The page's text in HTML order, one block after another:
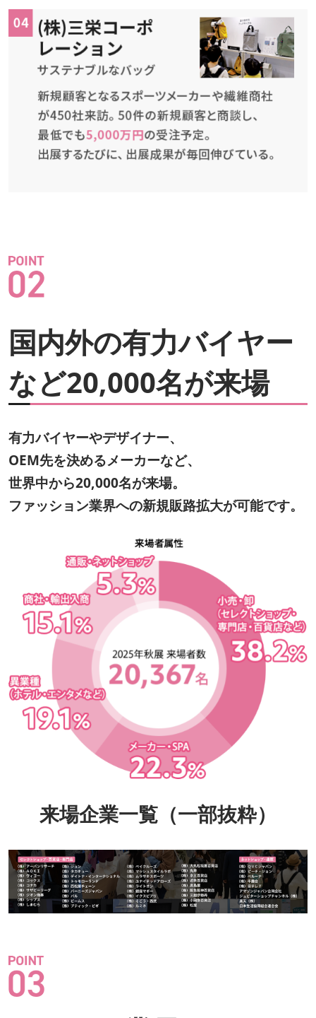
国内外の有力バイヤー
など20,000名が来場
有力バイヤーやデザイナー、
OEM先を決めるメーカーなど、
世界中から20,000名が来場。
ファッション業界への新規販路拡大が可能です。
来場企業一覧（一部抜粋）